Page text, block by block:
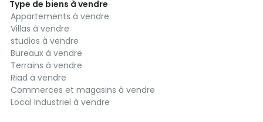
Type de biens à vendre
Appartements à vendre
Villas à vendre
studios à vendre
Bureaux à vendre
Terrains à vendre
Riad à vendre
Commerces et magasins à vendre
Local Industriel à vendre